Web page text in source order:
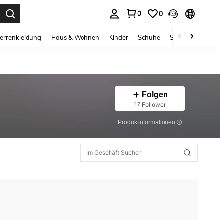
0 0
Haus & Wohnen Kinder Schuhe Schmuck &
Folgen
17 Follower
Produktinformationen